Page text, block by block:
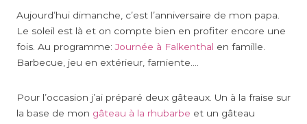
Aujourd’hui dimanche, c’est l’anniversaire de mon papa.
Le soleil est là et on compte bien en profiter encore une
fois. Au programme:Journée à Falkenthal en famille.
Barbecue, jeu en extérieur, farniente….
Pour l’occasion j’ai préparé deux gâteaux. Un à la fraise sur
la base de mon gâteau à la rhubarbe et un gâteau